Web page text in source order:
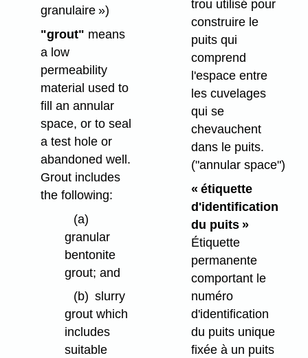
granulaire »)
"grout" means
a low
permeability
material used to
fill an annular
space, or to seal
a test hole or
abandoned well.
Grout includes
the following:
(a)
granular
bentonite
grout; and
(b) slurry
grout which
includes
suitable
trou utilisé pour
construire le
puits qui
comprend
l'espace entre
les cuvelages
qui se
chevauchent
dans le puits.
("annular space")
« étiquette
d'identification
du puits »
Étiquette
permanente
comportant le
numéro
d'identification
du puits unique
fixée à un puits